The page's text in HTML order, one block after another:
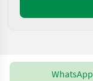
WhatsApp